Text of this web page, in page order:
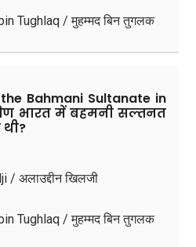
Tughlaq / मुहम्मद बिन तुगलक
Bahmani Sultanate in
भारत में बहमनी सल्तनत
/ अलाउद्दीन खिलजी
Tughlaq / मुहम्मद बिन तुगलक